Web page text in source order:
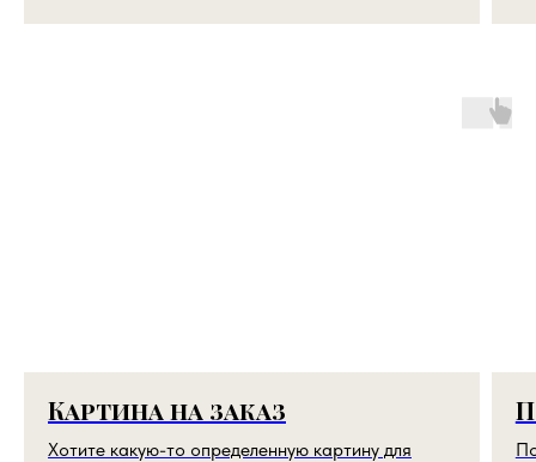
Картина на заказ
Хотите какую-то определенную картину для